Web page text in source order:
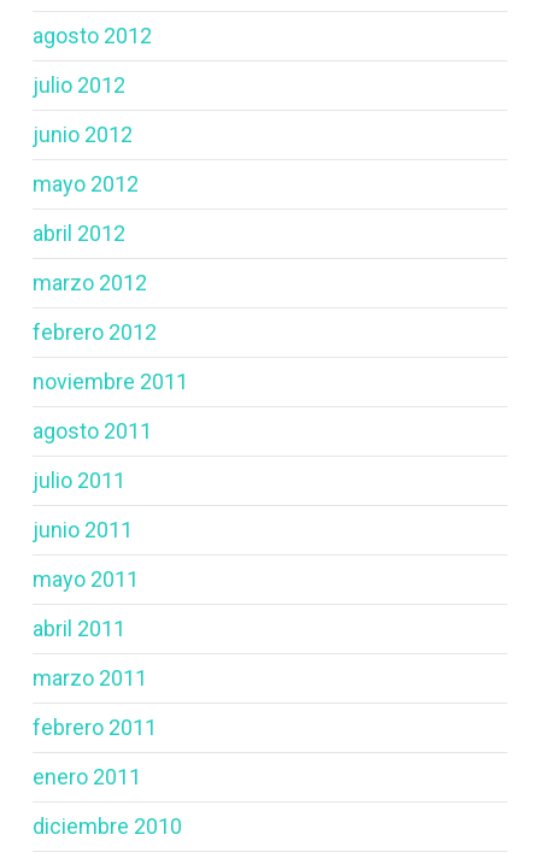
agosto 2012
julio 2012
junio 2012
mayo 2012
abril 2012
marzo 2012
febrero 2012
noviembre 2011
agosto 2011
julio 2011
junio 2011
mayo 2011
abril 2011
marzo 2011
febrero 2011
enero 2011
diciembre 2010